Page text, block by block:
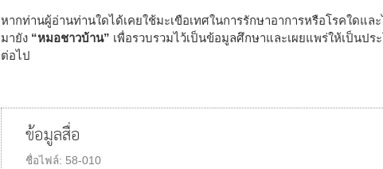
หากท่านผู้อ่านท่านใดได้เคยใช้มะเขือเทศในการรักษาอาการหรือโรคใดแล
มายัง “หมอชาวบ้าน” เพื่อรวบรวมไว้เป็นข้อมูลศึกษาและเผยแพร่ให้เป็นปร
ต่อไป
ข้อมูลสื่อ
ชื่อไฟล์: 58-010